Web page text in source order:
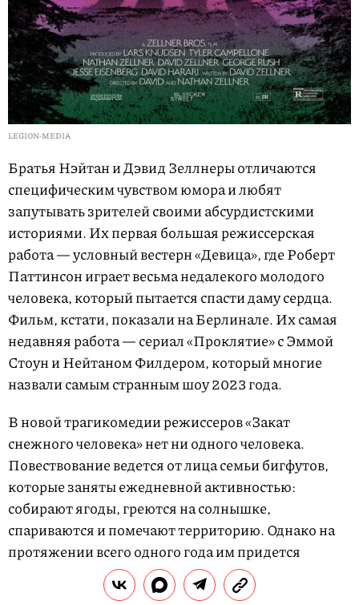
LEGION-MEDIA
Братья Нэйтан и Дэвид Зеллнеры отличаются
специфическим чувством юмора и любят
запутывать зрителей своими абсурдистскими
историями. Их первая большая режиссерская
работа — условный вестерн «Девица», где Роберт
Паттинсон играет весьма недалекого молодого
человека, который пытается спасти даму сердца.
Фильм, кстати, показали на Берлинале. Их самая
недавняя работа — сериал «Проклятие» с Эммой
Стоун и Нейтаном Филдером, который многие
назвали самым странным шоу 2023 года.
В новой трагикомедии режиссеров «Закат
снежного человека» нет ни одного человека.
Повествование ведется от лица семьи бигфутов,
которые заняты ежедневной активностью:
собирают ягоды, греются на солнышке,
спариваются и помечают территорию. Однако на
протяжении всего одного года им придется
столкнуться с целой серией событий, которые
поставят под вопрос выживание их вида.